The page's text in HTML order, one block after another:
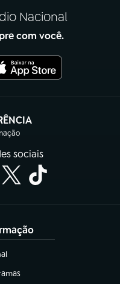
Nacional
com você.
em nova aba)
sociais
aba)
aba)